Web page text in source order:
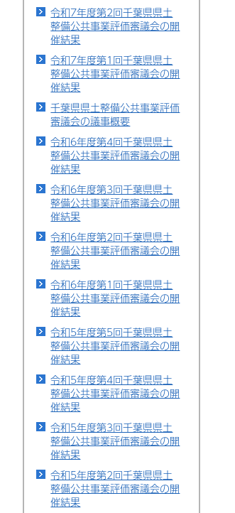
令和7年度第2回千葉県県土
整備公共事業評価審議会の開
催結果
令和7年度第1回千葉県県土
整備公共事業評価審議会の開
催結果
千葉県県土整備公共事業評価
審議会の議事概要
令和6年度第4回千葉県県土
整備公共事業評価審議会の開
催結果
令和6年度第3回千葉県県土
整備公共事業評価審議会の開
催結果
令和6年度第2回千葉県県土
整備公共事業評価審議会の開
催結果
令和6年度第1回千葉県県土
整備公共事業評価審議会の開
催結果
令和5年度第5回千葉県県土
整備公共事業評価審議会の開
催結果
令和5年度第4回千葉県県土
整備公共事業評価審議会の開
催結果
令和5年度第3回千葉県県土
整備公共事業評価審議会の開
催結果
令和5年度第2回千葉県県土
整備公共事業評価審議会の開
催結果